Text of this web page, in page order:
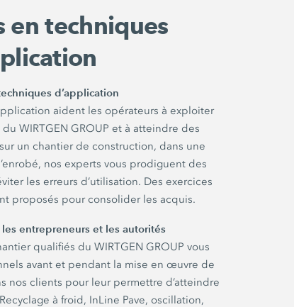
en techniques
d’application
aident les opérateurs à exploiter
WIRTGEN GROUP et à atteindre des
un chantier de construction, dans une
nos experts vous prodiguent des
les erreurs d’utilisation. Des exercices
proposés pour consolider les acquis.
entrepreneurs et les autorités
qualifiés du WIRTGEN GROUP vous
avant et pendant la mise en œuvre de
nos clients pour leur permettre d’atteindre
à froid, InLine Pave, oscillation,